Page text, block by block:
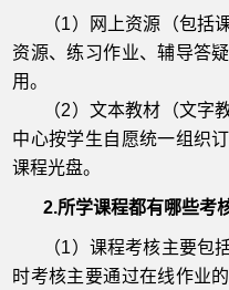
（1）网上资源（包括
资源、练习作业、辅导答
用。
（2）文本教材（文字
中心按学生自愿统一组织
课程光盘。
2.所学课程都有哪些考
（1）课程考核主要包
时考核主要通过在线作业